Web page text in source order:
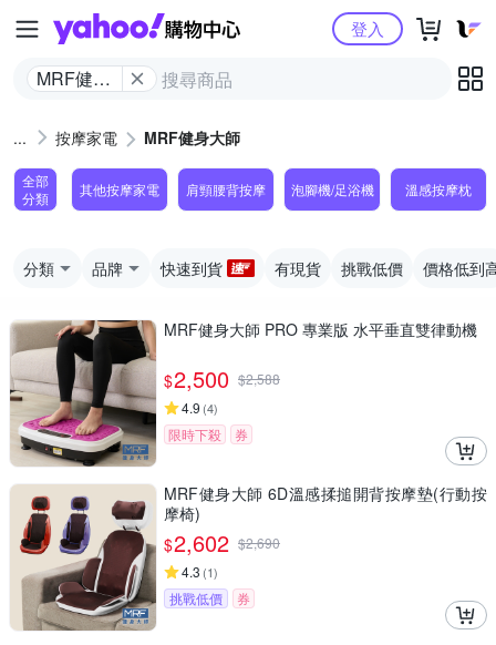
Yahoo購物中心
MRF健身
登入
按摩家電 MRF健身大師
全部
分類
其他按摩家電 肩頸腰背按摩 泡腳機/足浴機 溫感按摩枕
分類 品牌 快速到貨 有現貨 挑戰低價 價格低到
MRF健身大師 PRO 專業版 ⽔平垂直雙律動機
$2,500 $2,588
4.9 (4)
限時下殺 券
MRF健身大師 6D溫感揉搥開背按摩墊(行動按
摩椅)
$2,602 $2,690
4.3 (1)
挑戰低價 券